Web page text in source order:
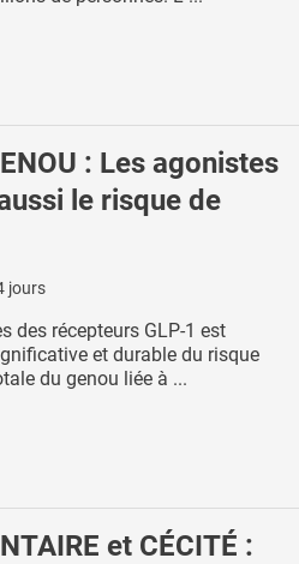
: Les agonistes
le risque de
jours
des récepteurs GLP-1 est
et durable du risque
du genou liée à ...
et CÉCITÉ :